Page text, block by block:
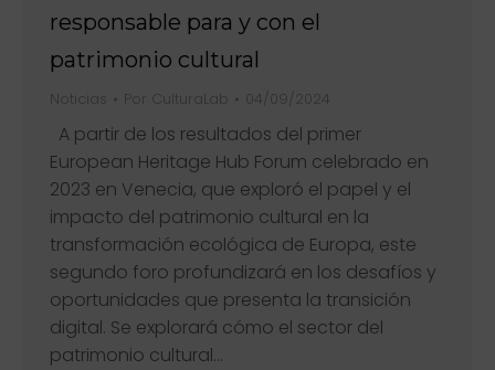
responsable para y con el
patrimonio cultural
Noticias Por CulturaLab 04/09/2024
A partir de los resultados del primer
European Heritage Hub Forum celebrado en
2023 en Venecia, que exploró el papel y el
impacto del patrimonio cultural en la
transformación ecológica de Europa, este
segundo foro profundizará en los desafíos y
oportunidades que presenta la transición
digital. Se explorará cómo el sector del
patrimonio cultural…